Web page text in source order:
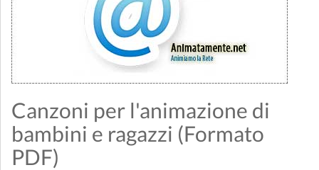
Canzoni per l'animazione di
bambini e ragazzi (Formato
PDF)